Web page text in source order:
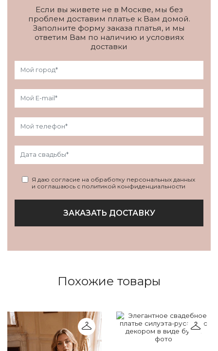
Если вы живете не в Москве, мы без
проблем доставим платье к Вам домой.
Заполните форму заказа платья, и мы
ответим Вам по наличию и условиях
доставки
Я даю согласие на обработку персональных данных
и соглашаюсь с политикой конфиденциальности
ЗАКАЗАТЬ ДОСТАВКУ
Похожие товары